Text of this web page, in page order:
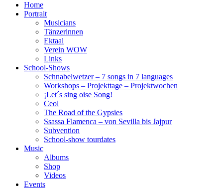
Home
Portrait
Musicians
Tänzerinnen
Ektaal
Verein WOW
Links
School-Shows
Schnabelwetzer – 7 songs in 7 languages
Workshops – Projekttage – Projektwochen
¡Let´s sing oise Song!
Ceol
The Road of the Gypsies
Ssassa Flamenca – von Sevilla bis Jajpur
Subvention
School-show tourdates
Music
Albums
Shop
Videos
Events